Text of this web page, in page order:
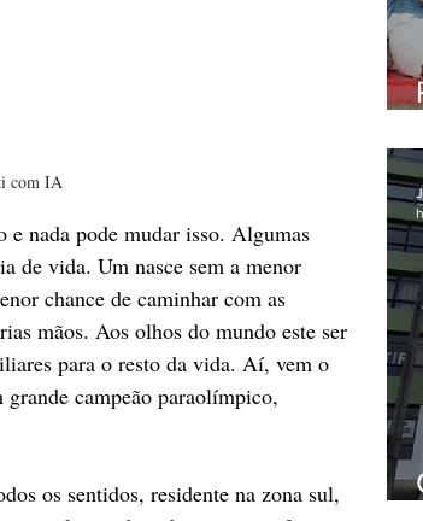
com IA
e nada pode mudar isso. Algumas
de vida. Um nasce sem a menor
chance de caminhar com as
mãos. Aos olhos do mundo este ser
para o resto da vida. Aí, vem o
grande campeão paraolímpico,
os sentidos, residente na zona sul,